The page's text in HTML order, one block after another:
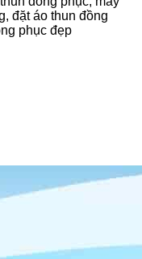
đặt áo thun đồng
phục đẹp